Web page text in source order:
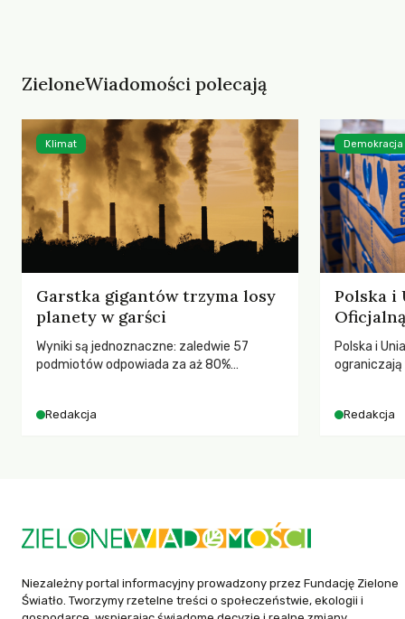
ZieloneWiadomości polecają
Garstka gigantów trzyma losy
planety w garści
Wyniki są jednoznaczne: zaledwie 57
podmiotów odpowiada za aż 80%
Redakcja
Klimat
Polska i
Polska i
dla krajów
Redakcja
Demokracja
Niezależny portal informacyjny prowadzony przez Fundację Zielone
Światło. Tworzymy rzetelne treści o społeczeństwie, ekologii i